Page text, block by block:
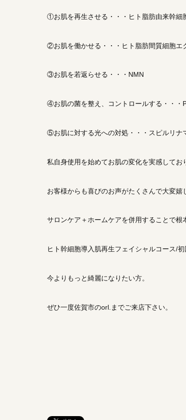
①お肌を再生させる・・・ヒト脂肪由来幹細
②お肌を働かせる・・・ヒト脂肪間質細胞エ
③お肌を若返らせる・・・NMN
④お肌の菌を整え、コントロールする・・・
⑤お肌に対する光への対処・・・スピルリナ
私自身使用を始めてお肌の変化を実感してお
お客様からも喜びのお声がたくさんで大変嬉
サロンケア＋ホームケアを併用することで根
ヒト幹細胞導入肌再生フェイシャルコース/
今よりもっと綺麗になりたい方。
ぜひ一度佐賀市のorl.までご来店下さい。